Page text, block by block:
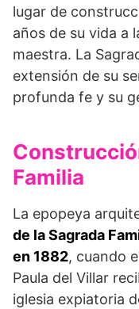
lugar de
años de su vida a
maestra. La
extensión de su
profunda fe y su
Familia
La epopeya
de la Sagrada
en 1882, cuando
Paula del Villar
iglesia expiatoria